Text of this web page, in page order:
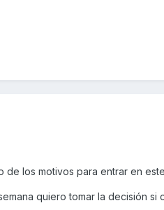
de los motivos para entrar en
quiero tomar la decisión si